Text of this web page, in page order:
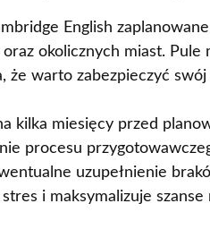
English
okolicznych miast. Pule
że warto zabezpieczyć
kilka miesięcy przed
procesu
uzupełnienie
i maksymalizuje